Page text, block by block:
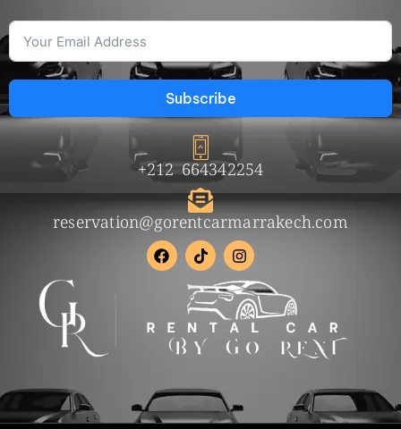
Subscribe
+212 664342254
reservation@gorentcarmarrakech.com